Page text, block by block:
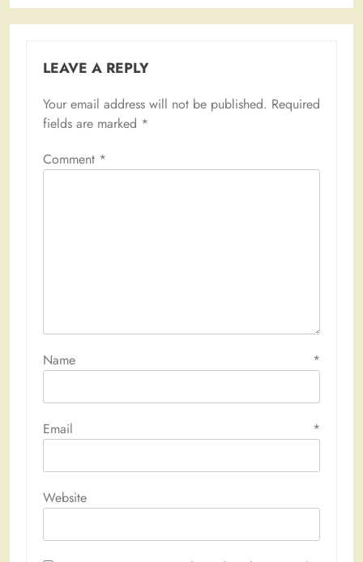
LEAVE A REPLY
Your email address will not be published. Required
fields are marked *
Comment *
Name *
Email *
Website